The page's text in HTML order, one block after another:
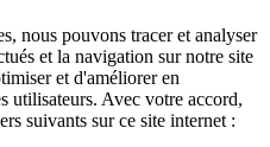
nous pouvons tracer et analyser
et la navigation sur notre site
et d'améliorer en
utilisateurs. Avec votre accord,
suivants sur ce site internet :